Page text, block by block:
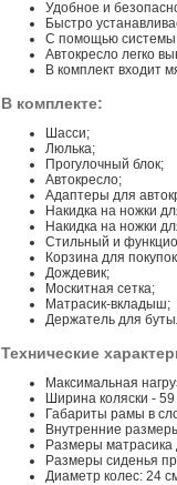
Удобное и
Быстро
С помощью системы
Автокресло легко
В комплект входит
В комплекте:
Шасси;
Люлька;
Прогулочный блок;
Автокресло;
Адаптеры для
Накидка на ножки
Накидка на ножки
Стильный и
Корзина для
Дождевик;
Москитная сетка;
Матрасик-вкладыш;
Держатель для
Технические
Максимальная
Ширина коляски -
Габариты рамы в
Внутренние
Размеры
Размеры сиденья
Диаметр колес: 24